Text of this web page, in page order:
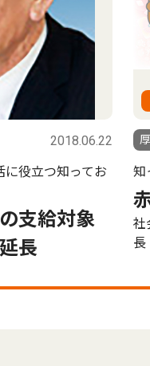
2018.06.22
に役立つ知ってお
支給対象
長
知
社